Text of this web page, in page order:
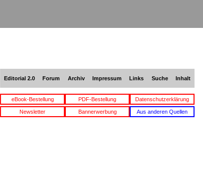
Editorial 2.0 Forum Archiv Impressum Links Suche Inhalt
eBook-Bestellung PDF-Bestellung Datenschutzerklärung
Newsletter Bannerwerbung Aus anderen Quellen